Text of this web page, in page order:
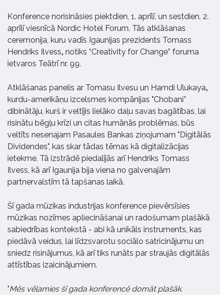
Konference norisināsies piektdien, 1. aprīlī, un sestdien, 2.
aprīlī viesnīcā Nordic Hotel Forum. Tās atklāšanas
ceremonija, kuru vadīs Igaunijas prezidents Tomass
Hendriks Ilvess, notiks “Creativity for Change” foruma
ietvaros Teātrī nr. 99.
Atklāšanas panelis ar Tomasu Ilvesu un Hamdi Ulukaya,
kurdu-amerikāņu izcelsmes kompānijas "Chobani”
dibinātāju, kurš ir veltījis lielāko daļu savas bagātības, lai
risinātu bēgļu krīzi un citas humānās problēmas, būs
veltīts nesenajam Pasaules Bankas ziņojumam "Digitālās
Dividendes", kas skar tādas tēmas kā digitalizācijas
ietekme. Tā izstrādē piedalījās arī Hendriks Tomass
Ilvess, kā arī Igaunija bija viena no galvenajām
partnervalstīm tā tapšanas laikā.
Šī gada mūzikas industrijas konference pievērsīsies
mūzikas nozīmes apliecināšanai un radošumam plašākā
sabiedrības kontekstā - abi kā unikāls instruments, kas
piedāvā veidus, lai līdzsvarotu sociālo satricinājumu un
sniedz risinājumus, kā arī tiks runāts par straujās digitālās
attīstības izaicinājumiem.
"Mēs vēlamies šī gada konferencē domāt plašāk.